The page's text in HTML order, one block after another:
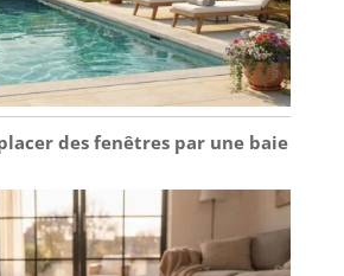
des fenêtres par une baie